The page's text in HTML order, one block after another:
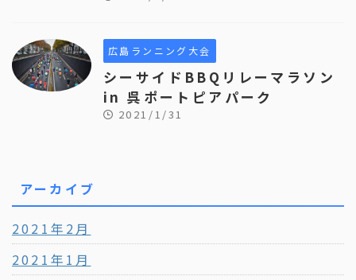
広島ランニング大会
シーサイドBBQリレーマラソン
in 呉ポートピアパーク
2021/1/31
アーカイブ
2021年2月
2021年1月